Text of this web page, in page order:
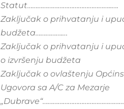
Statut…………………………………………..….
Zaključak o prihvatanju i
budžeta…………….…
Zaključak o prihvatanju i
o izvršenju budžeta
Zaključak o ovlaštenju
Ugovora sa A/C za Mezarje